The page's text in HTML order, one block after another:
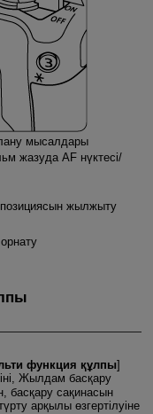
мысалдары
жазуда AF нүктесі/
позициясын жылжыту
функция құлпы]
Жылдам басқару
басқару сақинасын
арқылы өзгертілуіне